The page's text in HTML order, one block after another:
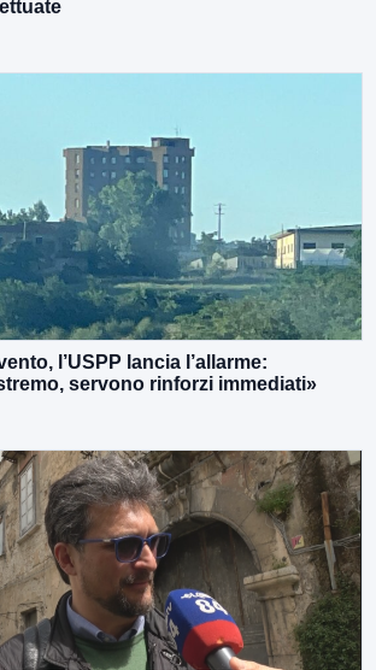
l’USPP lancia l’allarme:
servono rinforzi immediati»